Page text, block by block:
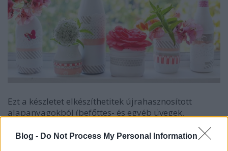
Blog - Do Not Process My Personal Information
Ezt a készletet elkészíthetitek újrahasznosított
alapanyagokból (befőttes- és egyéb üvegek,
értékelné, mert lelkes környezetvédő, és ráadásul